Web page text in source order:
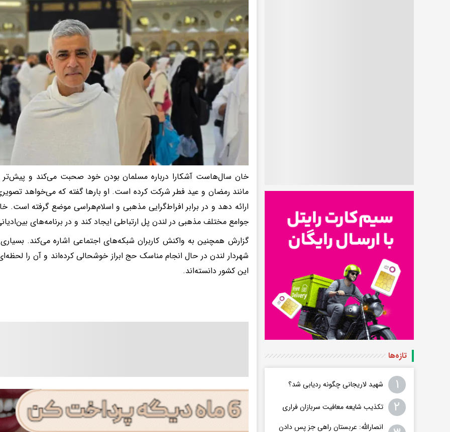
خان سال‌هاست آشکارا درباره مسلمان بودن خود صحبت می‌کند و پیش‌تر
مانند رمضان و عید فطر شرکت کرده است. او بارها گفته که می‌خواهد تصویری
ارائه دهد و در برابر افراط‌گرایی مذهبی و اسلام‌هراسی موضع گرفته است.
جوامع مختلف مذهبی در لندن پل ارتباطی ایجاد کند و در برنامه‌های
گزارش همچنین به واکنش کاربران شبکه‌های اجتماعی اشاره می‌کند. بسیاری
شهردار لندن در حال انجام مناسک حج ابراز خوشحالی کرده‌اند و آن را
این کشور دانسته‌اند.
تازه‌ها
۱ شهید لاریجانی چگونه ردیابی شد؟
۲ تکذیب شایعه معافیت سربازان فراری
انصارالله: عربستان راهی جز پس دادن